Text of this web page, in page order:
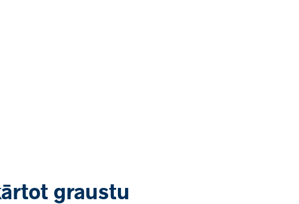
graustu